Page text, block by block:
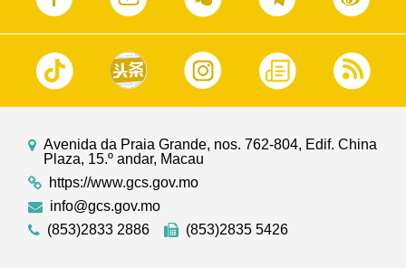
Avenida da Praia Grande, nos. 762-804, Edif. China
Plaza, 15.º andar, Macau
https://www.gcs.gov.mo
info@gcs.gov.mo
(853)2833 2886
(853)2835 5426